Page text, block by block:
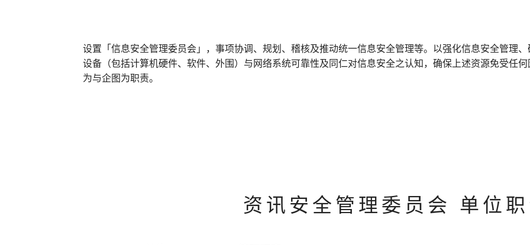
设置「信息安全管理委员会」，事项协调、规划、稽核及推动统一信息安全管理等。以强化信息安全管理
设备（包括计算机硬件、软件、外围）与网络系统可靠性及同仁对信息安全之认知，确保上述资源免受任
为与企图为职责。
资讯安全管理委员会 单位